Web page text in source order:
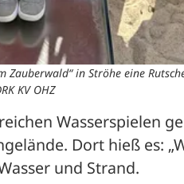
Zauberwald“ in Ströhe eine
KV OHZ
Wasserspielen
Dort hieß es:
und Strand.